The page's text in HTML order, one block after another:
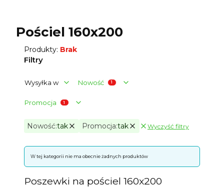
Pościel 160x200
Produkty: Brak
Filtry
Wysyłka w Nowość
Promocja
Aktywne filtry
Nowość:tak Promocja:tak Wyczyść filtry
Lista produktów
W tej kategorii nie ma obecnie żadnych produktów
Poszewki na pościel 160x200